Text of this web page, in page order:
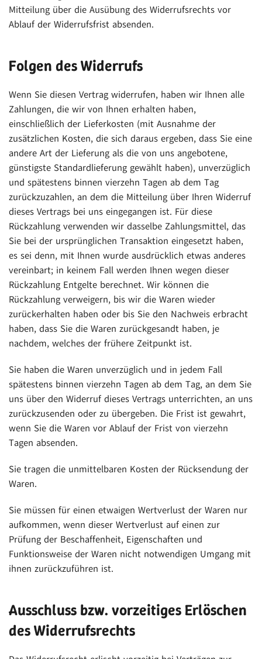
Mitteilung über die Ausübung des Widerrufsrechts vor
Ablauf der Widerrufsfrist absenden.
Folgen des Widerrufs
Wenn Sie diesen Vertrag widerrufen, haben wir Ihnen alle
Zahlungen, die wir von Ihnen erhalten haben,
einschließlich der Lieferkosten (mit Ausnahme der
zusätzlichen Kosten, die sich daraus ergeben, dass Sie eine
andere Art der Lieferung als die von uns angebotene,
günstigste Standardlieferung gewählt haben), unverzüglich
und spätestens binnen vierzehn Tagen ab dem Tag
zurückzuzahlen, an dem die Mitteilung über Ihren Widerruf
dieses Vertrags bei uns eingegangen ist. Für diese
Rückzahlung verwenden wir dasselbe Zahlungsmittel, das
Sie bei der ursprünglichen Transaktion eingesetzt haben,
es sei denn, mit Ihnen wurde ausdrücklich etwas anderes
vereinbart; in keinem Fall werden Ihnen wegen dieser
Rückzahlung Entgelte berechnet. Wir können die
Rückzahlung verweigern, bis wir die Waren wieder
zurückerhalten haben oder bis Sie den Nachweis erbracht
haben, dass Sie die Waren zurückgesandt haben, je
nachdem, welches der frühere Zeitpunkt ist.
Sie haben die Waren unverzüglich und in jedem Fall
spätestens binnen vierzehn Tagen ab dem Tag, an dem Sie
uns über den Widerruf dieses Vertrags unterrichten, an uns
zurückzusenden oder zu übergeben. Die Frist ist gewahrt,
wenn Sie die Waren vor Ablauf der Frist von vierzehn
Tagen absenden.
Sie tragen die unmittelbaren Kosten der Rücksendung der
Waren.
Sie müssen für einen etwaigen Wertverlust der Waren nur
aufkommen, wenn dieser Wertverlust auf einen zur
Prüfung der Beschaffenheit, Eigenschaften und
Funktionsweise der Waren nicht notwendigen Umgang mit
ihnen zurückzuführen ist.
Ausschluss bzw. vorzeitiges Erlöschen
des Widerrufsrechts